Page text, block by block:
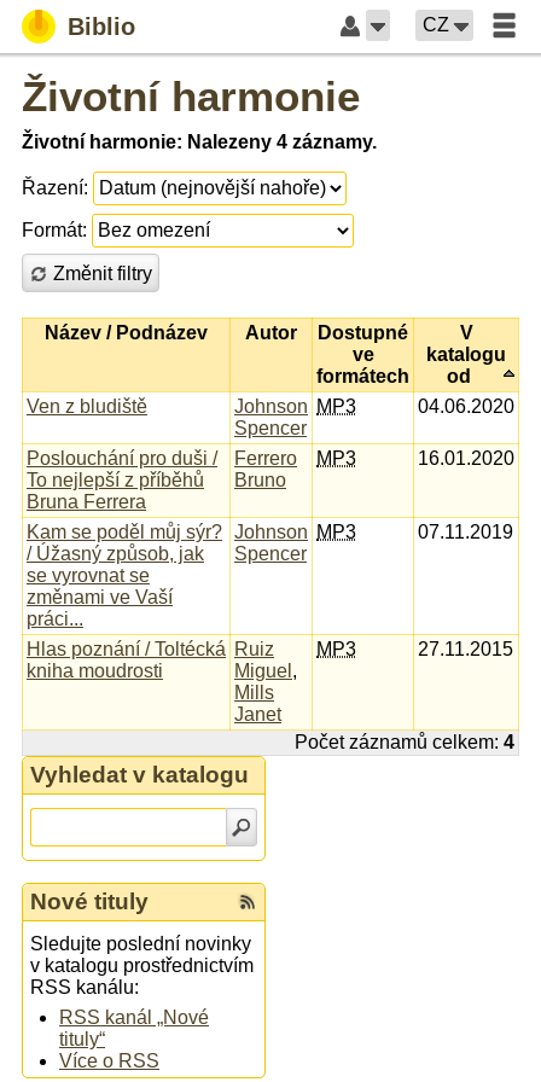
Biblio CZ
Životní harmonie
Životní harmonie: Nalezeny 4 záznamy.
Řazení:
Formát:
Změnit filtry
Název / Podnázev Autor
Dostupné
ve
formátech
V
katalogu
od
Ven z bludiště
Johnson
Spencer
MP3 04.06.2020
Poslouchání pro duši /
To nejlepší z příběhů
Bruna Ferrera
Ferrero
Bruno
MP3 16.01.2020
Kam se poděl můj sýr?
/ Úžasný způsob, jak
se vyrovnat se
změnami ve Vaší
práci...
Johnson
Spencer
MP3 07.11.2019
Hlas poznání / Toltécká
kniha moudrosti
Ruiz
Miguel ,
Mills
Janet
MP3 27.11.2015
Počet záznamů celkem: 4
Vyhledat v katalogu
Nové tituly
Sledujte poslední novinky
v katalogu prostřednictvím
RSS kanálu:
RSS kanál „Nové
tituly“
Více o RSS